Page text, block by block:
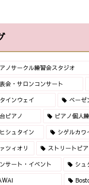
ノサークル練習会スタジオ
会・サロンコンサート
インウェイ ベーゼ
ピアノ ピアノ個人
シュタイン シゲルカワ
ツィオリ ストリートピア
サート・イベント シュ